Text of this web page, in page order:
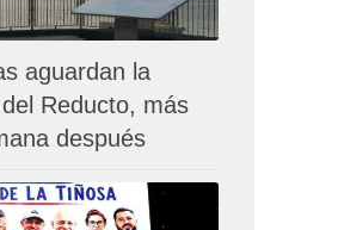
aguardan la
Reducto, más
después